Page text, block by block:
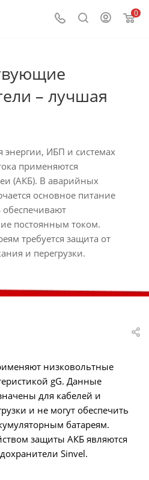
0
– лучшая
энергии, ИБП и системах
применяются
(АКБ). В аварийных
основное питание
обеспечивают
постоянным током.
требуется защита от
и перегрузки.
низковольтные
gG. Данные
для кабелей и
и не могут обеспечить
батареям.
защиты АКБ являются
Sinvel.